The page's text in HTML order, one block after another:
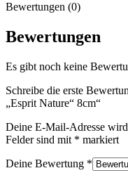
Bewertungen (0)
Bewertungen
Es gibt noch keine
Schreibe die erste
„Esprit Nature“ 8cm“
Deine E-Mail-Adresse
Felder sind mit * markiert
Deine Bewertung *